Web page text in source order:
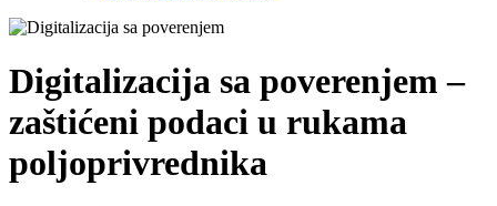
Digitalizacija sa poverenjem –
zaštićeni podaci u rukama
poljoprivrednika